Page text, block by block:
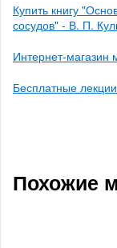
Купить книгу
сосудов" - В. П.
Интернет-магазин
Бесплатные
Похожие